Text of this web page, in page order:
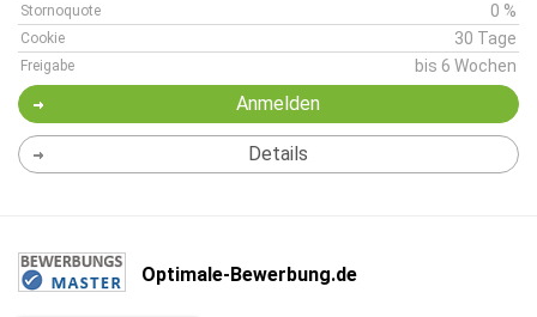
Stornoquote 0 %
Cookie 30 Tage
Freigabe bis 6 Wochen
Anmelden
Details
Optimale-Bewerbung.de